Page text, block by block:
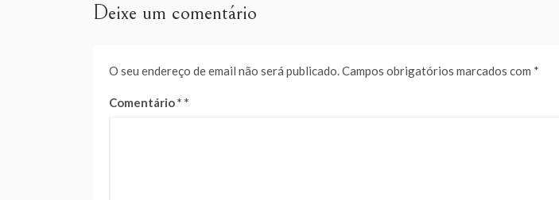
Deixe um comentário
O seu endereço de email não será publicado.Campos obrigatórios marcados com *
Comentário*